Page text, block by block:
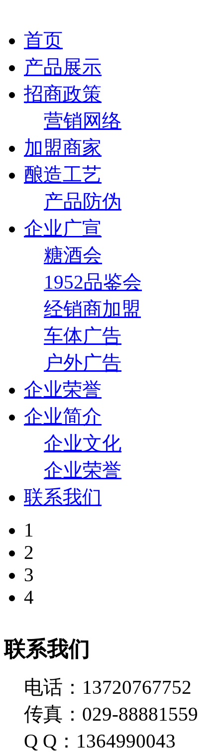
首页
产品展示
招商政策
营销网络
加盟商家
酿造工艺
产品防伪
企业广宣
糖酒会
1952品鉴会
经销商加盟
车体广告
户外广告
企业荣誉
企业简介
企业文化
企业荣誉
联系我们
1
2
3
4
联系我们
电话：13720767752
传真：029-88881559
Q Q：1364990043